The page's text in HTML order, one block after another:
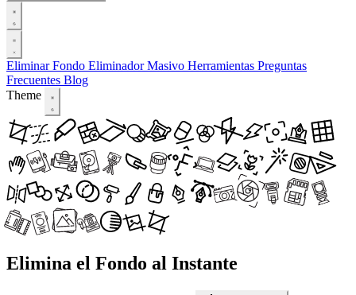
Eliminar Fondo Eliminador Masivo Herramientas Preguntas
Frecuentes Blog
Theme
Elimina el Fondo al Instante